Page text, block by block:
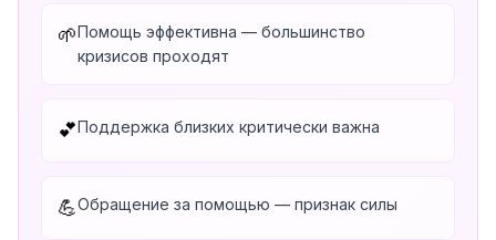
🌱Помощь эффективна — большинство
кризисов проходят
💕Поддержка близких критически важна
💪Обращение за помощью — признак силы